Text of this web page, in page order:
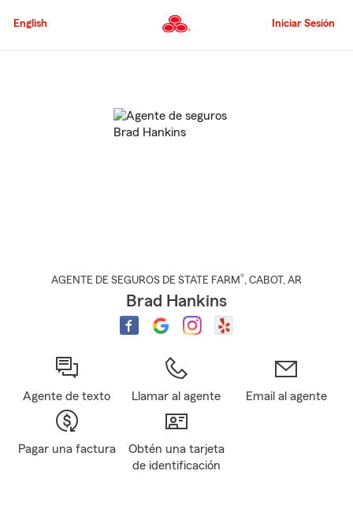
al
principal
English Iniciar Sesión
AGENTE DE SEGUROS DE STATE FARM®, CABOT , AR
Brad Hankins
Agente de texto Llamar al agente Email al agente
Pagar una factura
Obtén una tarjeta
de identificación